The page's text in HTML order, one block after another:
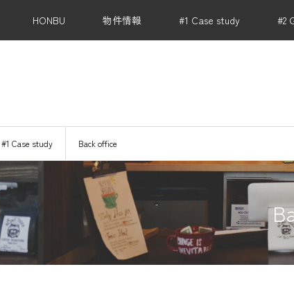
HONBU 物件情報 #1 Case study #2
#1 Case study Back office